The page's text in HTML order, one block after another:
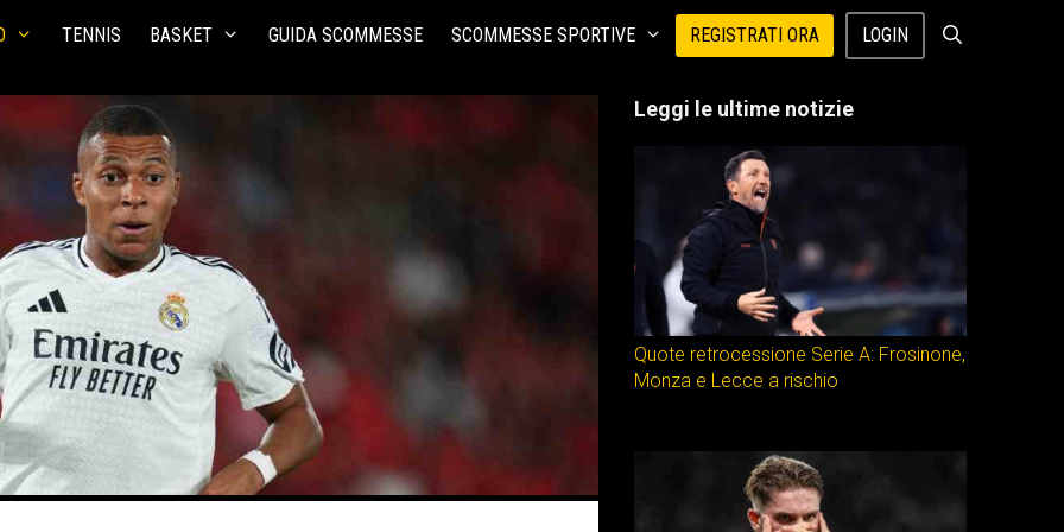
TENNIS BASKET GUIDA SCOMMESSE SCOMMESSE SPORTIVE REGISTRATI ORA LOGIN
Leggi le ultime notizie
Quote retrocessione Serie A: Frosinone,
Monza e Lecce a rischio